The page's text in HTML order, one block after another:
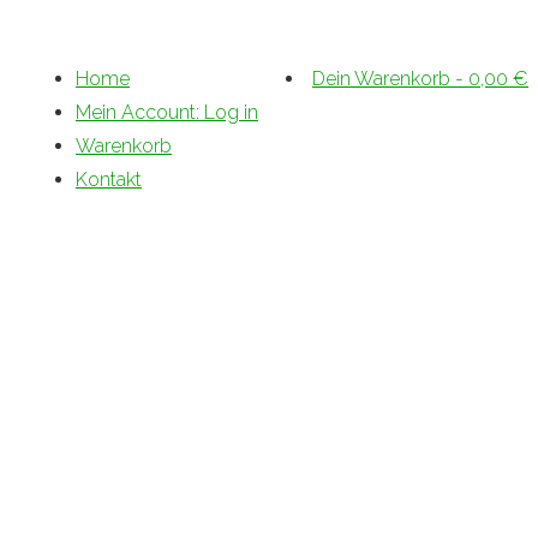
Home
Mein Account: Log in
Warenkorb
Kontakt
Dein Warenkorb - 0,00 €